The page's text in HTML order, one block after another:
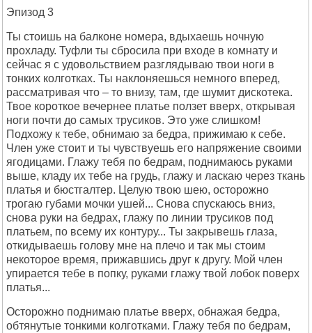
Эпизод 3
Ты стоишь на балконе номера, вдыхаешь ночную
прохладу. Туфли ты сбросила при входе в комнату и
сейчас я с удовольствием разглядываю твои ноги в
тонких колготках. Ты наклоняешься немного вперед,
рассматривая что – то внизу, там, где шумит дискотека.
Твое короткое вечернее платье ползет вверх, открывая
ноги почти до самых трусиков. Это уже слишком!
Подхожу к тебе, обнимаю за бедра, прижимаю к себе.
Член уже стоит и ты чувствуешь его напряжение своими
ягодицами. Глажу тебя по бедрам, поднимаюсь руками
выше, кладу их тебе на грудь, глажу и ласкаю через ткань
платья и бюстгалтер. Целую твою шею, осторожно
трогаю губами мочки ушей... Снова спускаюсь вниз,
снова руки на бедрах, глажу по линии трусиков под
платьем, по всему их контуру... Ты закрывешь глаза,
откидываешь голову мне на плечо и так мы стоим
некоторое время, прижавшись друг к другу. Мой член
упирается тебе в попку, руками глажу твой лобок поверх
платья...
Осторожно поднимаю платье вверх, обнажая бедра,
обтянутые тонкими колготками. Глажу тебя по бедрам,